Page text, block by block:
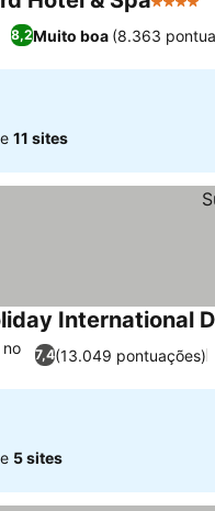
4
8,2Muito boa (8.363
11 sites
International
7,4(13.049 pontuações)
no
5 sites